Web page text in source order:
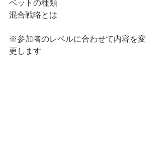
ベットの種類
混合戦略とは
※参加者のレベルに合わせて内容を変
更します